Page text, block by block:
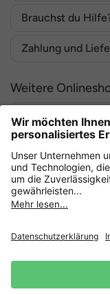
Brauchst du
Zahlung und
Weitere
Deutschland
Lieferbedingungen